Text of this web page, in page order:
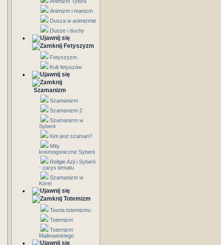
Animizm i manizm
Dusza w animizmie
Dusze i duchy
Fetyszyzm
Fetyszyzm
Kult fetyszów
Szamanizm
Szamanizm
Szamanizm 2
Szamanizm w
Syberii
Kim jest szaman?
Mity
kosmogoniczne Syberii
Religie Azji i Syberii
- zarys tematu
Szamanizm w
Korei
Totemizm
Teoria totemizmu
Totemizm
Totemizm
Malinowskiego